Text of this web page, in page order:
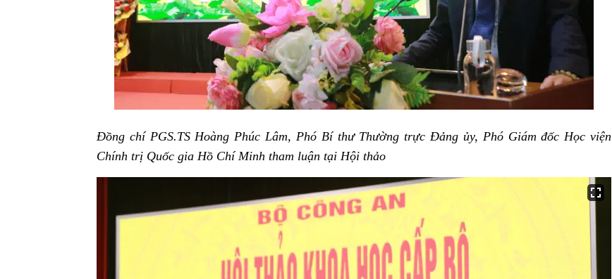
Đồng chí PGS.TS Hoàng Phúc Lâm, Phó Bí thư Thường trực Đảng ủy, Phó Giám đốc Học viện
Chính trị Quốc gia Hồ Chí Minh tham luận tại Hội thảo